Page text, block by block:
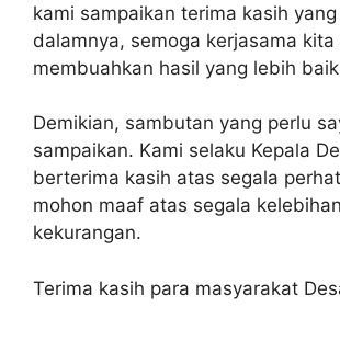
kami sampaikan terima kasih
dalamnya, semoga kerjasama kita
membuahkan hasil yang lebih
Demikian, sambutan yang perlu
sampaikan. Kami selaku Kepala
berterima kasih atas segala
mohon maaf atas segala
kekurangan.
Terima kasih para masyarakat